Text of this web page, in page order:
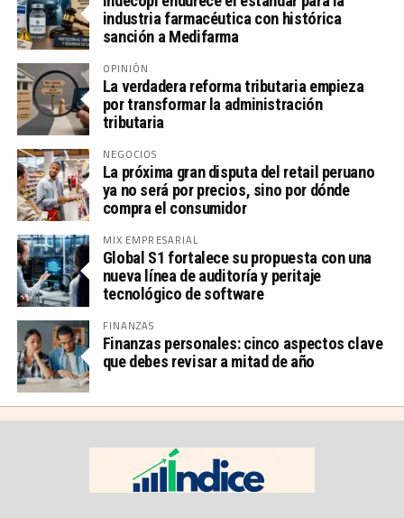
industria farmacéutica con histórica
sanción a Medifarma
OPINIÓN
La verdadera reforma tributaria empieza
por transformar la administración
tributaria
NEGOCIOS
La próxima gran disputa del retail peruano
ya no será por precios, sino por dónde
compra el consumidor
MIX EMPRESARIAL
Global S1 fortalece su propuesta con una
nueva línea de auditoría y peritaje
tecnológico de software
FINANZAS
Finanzas personales: cinco aspectos clave
que debes revisar a mitad de año